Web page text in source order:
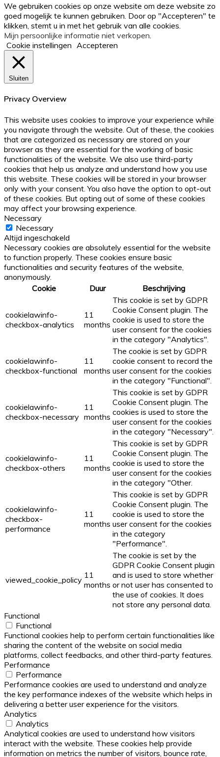
top
button
We gebruiken cookies op onze website om deze website zo
goed mogelijk te kunnen gebruiken. Door op "Accepteren" te
klikken, stemt u in met het gebruik van alle cookies.
Mijn persoonlijke informatie niet verkopen
Cookie instellingen Accepteren
Sluiten
Privacy Overview
This website uses cookies to improve your experience while
you navigate through the website. Out of these, the cookies
that are categorized as necessary are stored on your
browser as they are essential for the working of basic
functionalities of the website. We also use third-party
cookies that help us analyze and understand how you use
this website. These cookies will be stored in your browser
only with your consent. You also have the option to opt-out
of these cookies. But opting out of some of these cookies
may affect your browsing experience.
Necessary
Necessary
Altijd ingeschakeld
Necessary cookies are absolutely essential for the website
to function properly. These cookies ensure basic
functionalities and security features of the website,
anonymously.
Cookie
Duur Beschrijving
cookielawinfo-
checkbox-analytics
11
months
This cookie is set by GDPR
Cookie Consent plugin. The
cookie is used to store the
user consent for the cookies
in the category "Analytics".
cookielawinfo-
checkbox-functional
11
months
The cookie is set by GDPR
cookie consent to record the
user consent for the cookies
in the category "Functional".
cookielawinfo-
checkbox-necessary
11
months
This cookie is set by GDPR
Cookie Consent plugin. The
cookies is used to store the
user consent for the cookies
in the category "Necessary".
cookielawinfo-
checkbox-others
11
months
This cookie is set by GDPR
Cookie Consent plugin. The
cookie is used to store the
user consent for the cookies
in the category "Other.
cookielawinfo-
checkbox-
performance
11
months
This cookie is set by GDPR
Cookie Consent plugin. The
cookie is used to store the
user consent for the cookies
in the category
"Performance".
viewed_cookie_policy 11
months
The cookie is set by the
GDPR Cookie Consent plugin
and is used to store whether
or not user has consented to
the use of cookies. It does
not store any personal data.
Functional
Functional
Functional cookies help to perform certain functionalities like
sharing the content of the website on social media
platforms, collect feedbacks, and other third-party features.
Performance
Performance
Performance cookies are used to understand and analyze
the key performance indexes of the website which helps in
delivering a better user experience for the visitors.
Analytics
Analytics
Analytical cookies are used to understand how visitors
interact with the website. These cookies help provide
information on metrics the number of visitors, bounce rate,